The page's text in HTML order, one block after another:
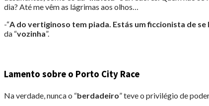
dia? Até me vêm as lágrimas aos olhos…
-“A do vertiginoso tem piada. Estás um ficcionista de
da “vozinha”.
Lamento sobre o Porto City Race
Na verdade, nunca o “berdadeiro” teve o privilégio de